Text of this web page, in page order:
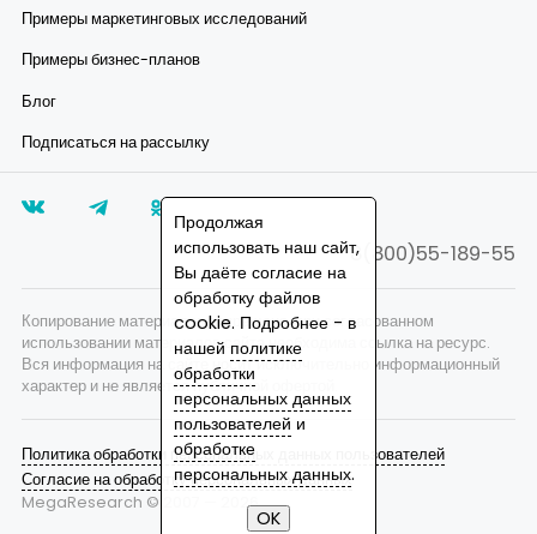
Примеры маркетинговых исследований
Примеры бизнес-планов
Блог
Подписаться на рассылку
8(800)55-189-55
Политика обработки персональных данных пользователей
Согласие на обработку персональных данных
MegaResearch © 2007 —
2026
Копирование материалов запрещено, при согласованном
использовании материалов сайта необходима ссылка на ресурс.
Вся информация на сайте носит исключительно информационный
характер и не является публичной офертой.
Продолжая
использовать наш сайт,
Вы даёте согласие на
обработку файлов
cookie. Подробнее - в
нашей политике
обработки
персональных данных
пользователей и
обработке
персональных данных.